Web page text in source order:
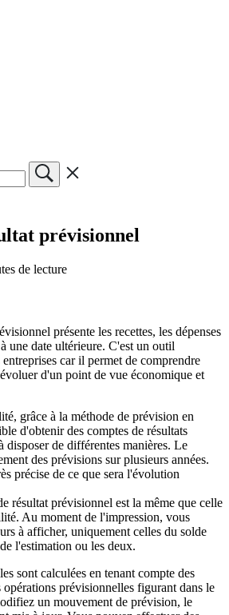
prévisionnel
de lecture
présente les recettes, les dépenses
une date ultérieure. C'est un outil
car il permet de comprendre
d'un point de vue économique et
grâce à la méthode de prévision en
d'obtenir des comptes de résultats
disposer de différentes manières. Le
des prévisions sur plusieurs années.
précise de ce que sera l'évolution
résultat prévisionnel est la même que celle
Au moment de l'impression, vous
à afficher, uniquement celles du solde
l'estimation ou les deux.
sont calculées en tenant compte des
opérations prévisionnelles figurant dans le
un mouvement de prévision, le